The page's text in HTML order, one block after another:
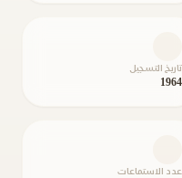
تاريخ التسجيل
1964
عدد الاستماعات